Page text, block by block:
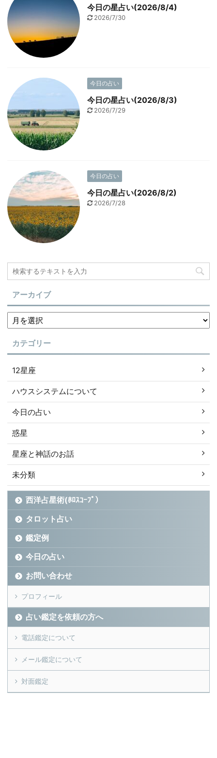
今日の星占い(2026/8/4)
2026/7/30
今日の占い
今日の星占い(2026/8/3)
2026/7/29
今日の占い
今日の星占い(2026/8/2)
2026/7/28
アーカイブ
カテゴリー
12星座
ハウスシステムについて
今日の占い
惑星
星座と神話のお話
未分類
西洋占星術(ﾎﾛｽｺｰﾌﾟ）
タロット占い
鑑定例
今日の占い
お問い合わせ
プロフィール
占い鑑定を依頼の方へ
電話鑑定について
メール鑑定について
対面鑑定